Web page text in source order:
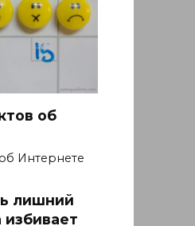
об
Интернете
лишний